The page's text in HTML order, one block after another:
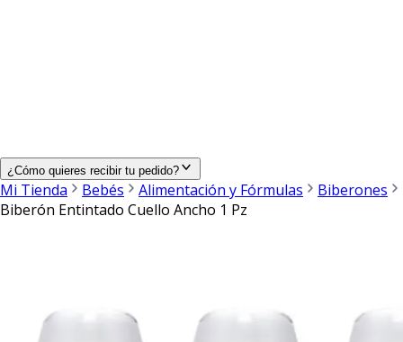
¿Cómo quieres recibir tu pedido?
Mi Tienda Bebés Alimentación y Fórmulas
Biberones
Biberón Entintado Cuello Ancho 1 Pz